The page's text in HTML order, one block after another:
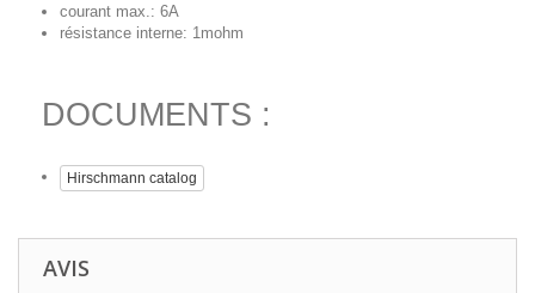
courant max.: 6A
résistance interne: 1mohm
DOCUMENTS :
Hirschmann catalog
AVIS